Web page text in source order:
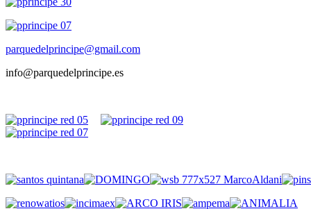
parquedelprincipe@gmail.com
info@parquedelprincipe.es